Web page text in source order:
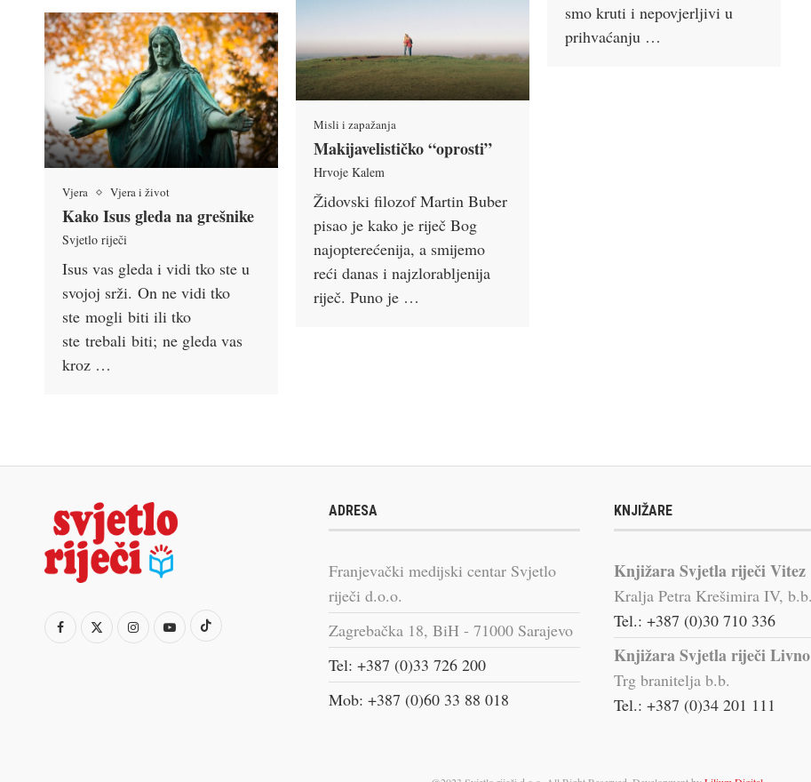
smo kruti i nepovjerljivi u
prihvaćanju …
Misli i zapažanja
Makijavelističko “oprosti”
Hrvoje Kalem
Židovski filozof Martin Buber
pisao je kako je riječ Bog
najopterećenija, a smijemo
reći danas i najzlorabljenija
riječ. Puno je …
Vjera Vjera i život
Kako Isus gleda na grešnike
Svjetlo riječi
Isus vas gleda i vidi tko ste u
svojoj srži. On ne vidi tko
ste mogli biti ili tko
ste trebali biti; ne gleda vas
kroz …
ADRESA
Franjevački medijski centar Svjetlo
riječi d.o.o.
Zagrebačka 18, BiH - 71000 Sarajevo
Tel: +387 (0)33 726 200
Mob: +387 (0)60 33 88 018
KNJIŽARE
Knjižara Svjetla riječi Vitez
Kralja Petra Krešimira IV, b.b.
Tel.: +387 (0)30 710 336
Knjižara Svjetla riječi Livno
Trg branitelja b.b.
Tel.: +387 (0)34 201 111